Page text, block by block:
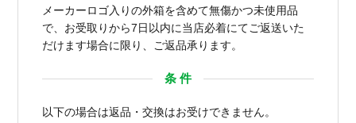
メーカーロゴ入りの外箱を含めて無傷かつ未使用品
で、お受取りから7日以内に当店必着にてご返送いた
だけます場合に限り、ご返品承ります。
条 件
以下の場合は返品・交換はお受けできません。